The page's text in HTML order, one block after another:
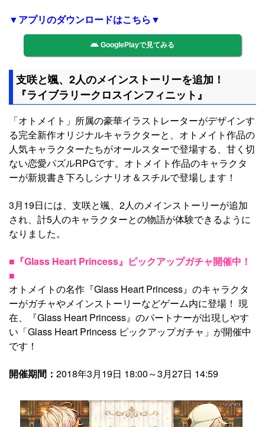
▼アプリのダウンロードはこちら▼
GooglePlayで見てみる
支咲と颯、2人のメインストーリーを追加！
『ライブラリークロスインフィニット』
「オトメイト」所属の豪華イラストレーターがデザインす
る完全新作オリジナルキャラクターと、オトメイト作品の
人気キャラクターたちがオールスターで登場する、甘く切
ない恋愛パズルRPGです。オトメイト作品のキャラクタ
ーが新規書き下ろしシナリオ＆スチルで登場します！
3月19日には、支咲と颯、2人のメインストーリーが追加
され、計5人のキャラクターとの物語が体験できるように
なりました。
■『Glass Heart Princess』ピックアップガチャ開催中！
■
オトメイトの名作『Glass Heart Princess』のキャラクタ
ーがガチャやメインストーリーなどゲーム内に登場！ 現
在、『Glass Heart Princess』のパートナーが出現しやす
い「Glass Heart Princess ピックアップガチャ」が開催中
です！
開催期間： 2018年3月19日 18:00～3月27日 14:59